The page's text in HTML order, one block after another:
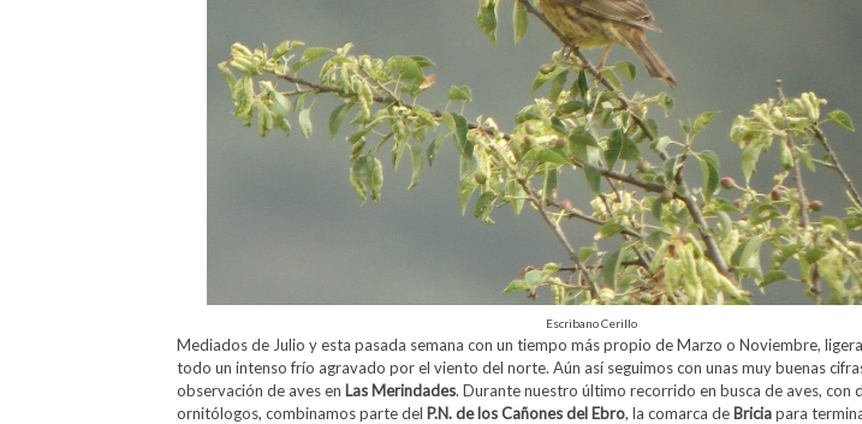
Escribano Cerillo
Mediados de Julio y esta pasada semana con un tiempo más propio de Marzo o Noviembre,
todo un intenso frío agravado por el viento del norte. Aún así seguimos con unas muy buenas
observación de aves en Las Merindades. Durante nuestro último recorrido en busca de aves, con
ornitólogos, combinamos parte del P.N. de los Cañones del Ebro, la comarca deBriciapara